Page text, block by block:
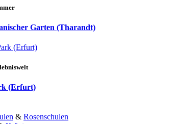
Garten (Tharandt)
(Erfurt)
& Rosenschulen